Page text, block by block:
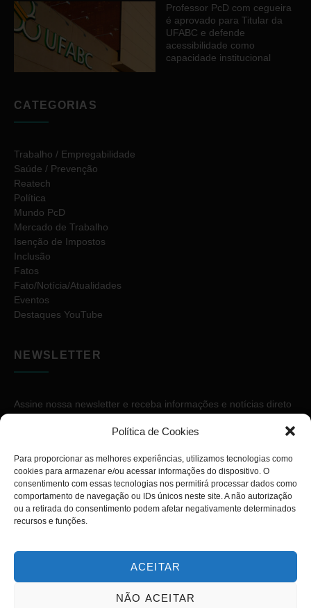
Política de Cookies
Para proporcionar as melhores experiências, utilizamos tecnologias como
cookies para armazenar e/ou acessar informações do dispositivo. O
consentimento com essas tecnologias nos permitirá processar dados como
comportamento de navegação ou IDs únicos neste site. A não autorização
ou a retirada do consentimento podem afetar negativamente determinados
recursos e funções.
ACEITAR
NÃO ACEITAR
Professor PcD com cegueira
é aprovado para Titular da
UFABC e defende
acessibilidade como
capacidade institucional
CATEGORIAS
Trabalho / Empregabilidade
Saúde / Prevenção
Reatech
Política
Mundo PcD
Mercado de Trabalho
Isenção de Impostos
Inclusão
Fatos
Fato/Notícia/Atualidades
Eventos
Destaques YouTube
NEWSLETTER
Assine nossa newsletter e receba informações e notícias direto
Copyright © 2026. Diário PcD. Todos os direitos reservados.